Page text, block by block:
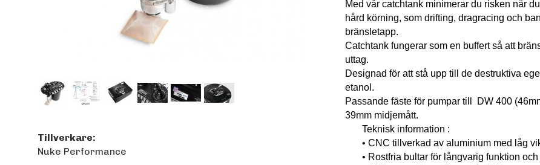
Med vår catchtank minimerar du risken när
hård körning, som drifting, dragracing och
bränsletapp.
Catchtank fungerar som en buffert så att
uttag.
Designad för att stå upp till de destruktiva
etanol.
Passande fäste för pumpar till DW 400
39mm midjemått.
Teknisk information :
• CNC tillverkad av aluminium med låg
• Rostfria bultar för långvarig funktion och
Tillverkare:
Nuke Performance